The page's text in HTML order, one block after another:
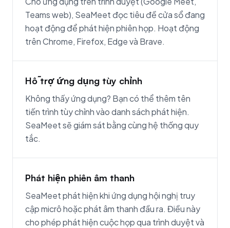
Teams web), SeaMeet đọc tiêu đề cửa sổ đang
hoạt động để phát hiện phiên họp. Hoạt động
trên Chrome, Firefox, Edge và Brave.
Hỗ trợ ứng dụng tùy chỉnh
Không thấy ứng dụng? Bạn có thể thêm tên
tiến trình tùy chỉnh vào danh sách phát hiện.
SeaMeet sẽ giám sát bằng cùng hệ thống quy
tắc.
Phát hiện phiên âm thanh
SeaMeet phát hiện khi ứng dụng hội nghị truy
cập micrô hoặc phát âm thanh đầu ra. Điều này
cho phép phát hiện cuộc họp qua trình duyệt và